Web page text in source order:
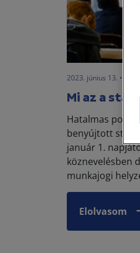
2023. június 13. •
Mi az a
Hatalmas port
benyújtott
január 1.
köznevelésben
munkajogi
Elolvasom